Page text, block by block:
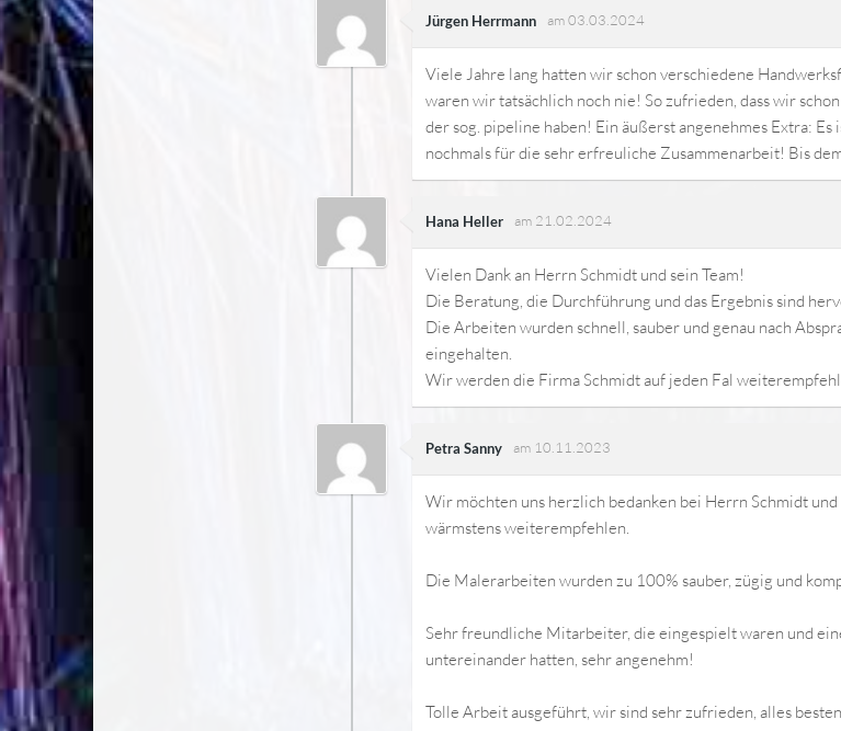
Jürgen Herrmann am 03.03.2024
Viele Jahre lang hatten wir schon verschiedene
waren wir tatsächlich noch nie! So zufrieden, dass wir
der sog. pipeline haben! Ein äußerst angenehmes Extra:
nochmals für die sehr erfreuliche Zusammenarbeit! Bis
Hana Heller am 21.02.2024
Vielen Dank an Herrn Schmidt und sein Team!
Die Beratung, die Durchführung und das Ergebnis sind
Die Arbeiten wurden schnell, sauber und genau nach
eingehalten.
Wir werden die Firma Schmidt auf jeden Fal
Petra Sanny am 10.11.2023
Wir möchten uns herzlich bedanken bei Herrn Schmidt und
wärmstens weiterempfehlen.
Die Malerarbeiten wurden zu 100% sauber, zügig und
Sehr freundliche Mitarbeiter, die eingespielt waren und
untereinander hatten, sehr angenehm!
Tolle Arbeit ausgeführt, wir sind sehr zufrieden, alles